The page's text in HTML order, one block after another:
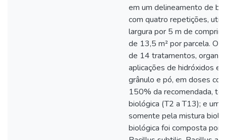
em um delineamento de
com quatro repetições,
largura por 5 m de
de 13,5 m² por parcela. O
de 14 tratamentos,
aplicações de hidróxidos e
grânulo e pó, em doses
150% da recomendada,
biológica (T2 a T13); e um
somente pela mistura
biológica foi composta por